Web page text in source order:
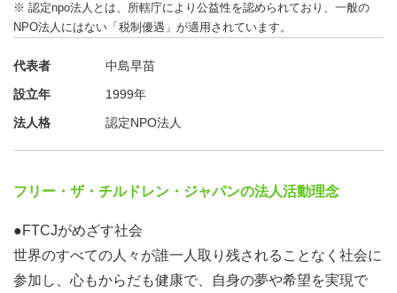
※1日程を選択・参加
※説明を聞いてから質問時間があります。その後、そのま
ま面談を行います。
※面談後、6月11日(水)までに合否連絡
談ください。
※ 認定npo法人とは、所轄庁により公益性を認められており、一般の
NPO法人にはない「税制優遇」が適用されています。
代表者
中島早苗
設立年
1999年
法人格
認定NPO法人
フリー・ザ・チルドレン・ジャパンの法人活動理念
●FTCJがめざす社会
世界のすべての人々が誰一人取り残されることなく社会に
参加し、心もからだも健康で、自身の夢や希望を実現で